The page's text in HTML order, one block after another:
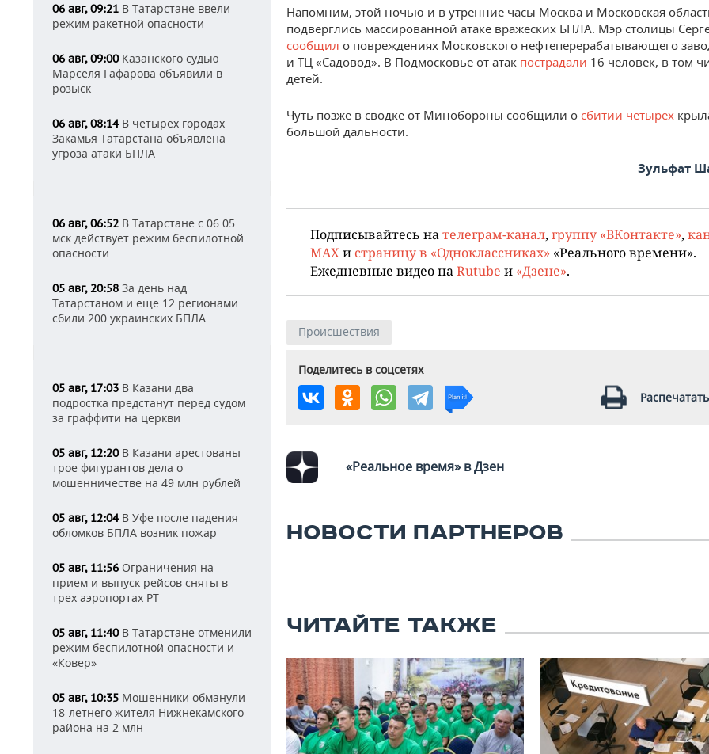
06 авг, 09:21 В Татарстане ввели
режим ракетной опасности
06 авг, 09:00Казанского судью
Марселя Гафарова объявили в
розыск
06 авг, 08:14В четырех городах
Закамья Татарстана объявлена
угроза атаки БПЛА
06 авг, 06:52 В Татарстане с 06.05
мск действует режим беспилотной
опасности
05 авг, 20:58 За день над
Татарстаном и еще 12 регионами
сбили 200 украинских БПЛА
05 авг, 17:03 В Казани два
подростка предстанут перед судом
за граффити на церкви
05 авг, 12:20В Казани арестованы
трое фигурантов дела о
мошенничестве на 49 млн рублей
05 авг, 12:04В Уфе после падения
обломков БПЛА возник пожар
05 авг, 11:56 Ограничения на
прием и выпуск рейсов сняты в
трех аэропортах РТ
05 авг, 11:40В Татарстане отменили
режим беспилотной опасности и
«Ковер»
05 авг, 10:35 Мошенники обманули
18-летнего жителя Нижнекамского
района на 2 млн
Напомним, этой ночью и в утренние часы Москва и Московская
подверглись массированной атаке вражеских БПЛА. Мэр столицы
сообщил о повреждениях Московского нефтеперерабатывающего
и ТЦ «Садовод». В Подмосковье от атак пострадали 16 человек, в том
детей.
Чуть позже в сводке от Минобороны сообщили о сбитии четырех
большой дальности.
Зульфат
Подписывайтесь на телеграм-канал, группу «ВКонтакте»,
MAX и страницу в «Одноклассниках» «Реального времени».
Ежедневные видео на Rutube и «Дзене».
Происшествия
Поделитесь в соцсетях
«Реальное время» в Дзен
НОВОСТИ ПАРТНЕРОВ
ЧИТАЙТЕ ТАКЖЕ